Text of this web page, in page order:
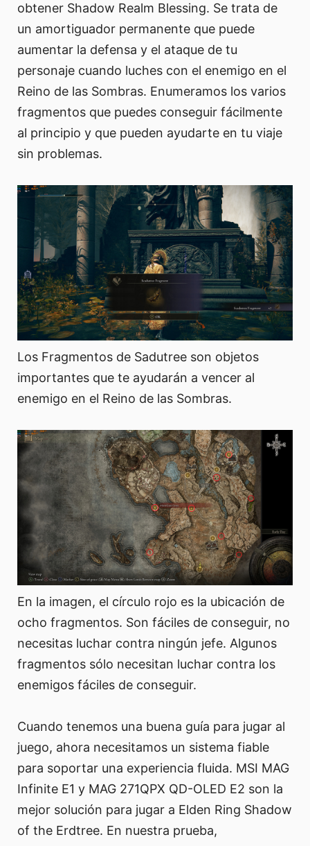
obtener Shadow Realm Blessing. Se trata de
un amortiguador permanente que puede
aumentar la defensa y el ataque de tu
personaje cuando luches con el enemigo en el
Reino de las Sombras. Enumeramos los varios
fragmentos que puedes conseguir fácilmente
al principio y que pueden ayudarte en tu viaje
sin problemas.
Los Fragmentos de Sadutree son objetos
importantes que te ayudarán a vencer al
enemigo en el Reino de las Sombras.
En la imagen, el círculo rojo es la ubicación de
ocho fragmentos. Son fáciles de conseguir, no
necesitas luchar contra ningún jefe. Algunos
fragmentos sólo necesitan luchar contra los
enemigos fáciles de conseguir.
Cuando tenemos una buena guía para jugar al
juego, ahora necesitamos un sistema fiable
para soportar una experiencia fluida. MSI MAG
Infinite E1 y MAG 271QPX QD-OLED E2 son la
mejor solución para jugar a Elden Ring Shadow
of the Erdtree. En nuestra prueba,